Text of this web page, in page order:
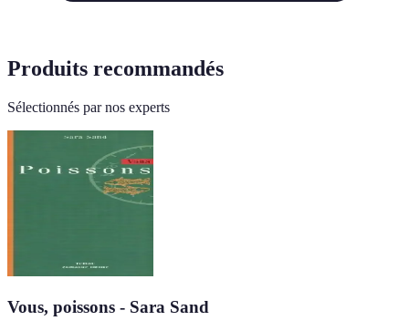
Produits recommandés
Sélectionnés par nos experts
Vous, poissons - Sara Sand